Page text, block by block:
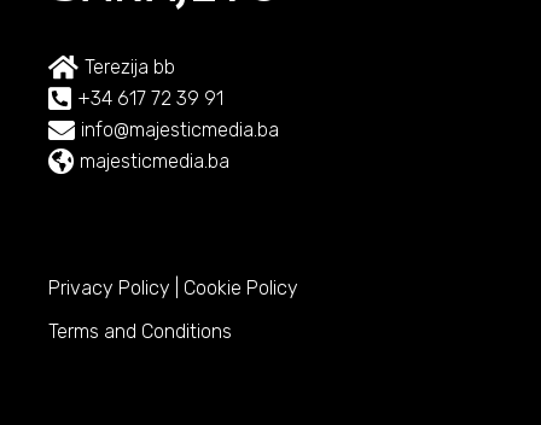
Terezija bb
+34 617 72 39 91
info@majesticmedia.ba
majesticmedia.ba
Privacy Policy
Cookie Policy
Terms and Conditions